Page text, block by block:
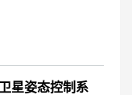
星姿态控制系